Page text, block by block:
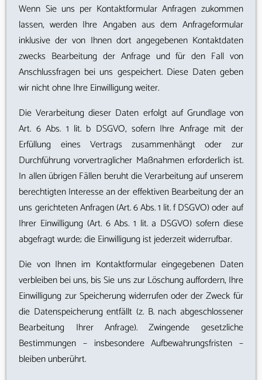
Wenn Sie uns per Kontaktformular Anfragen zukommen
lassen, werden Ihre Angaben aus dem Anfrageformular
inklusive der von Ihnen dort angegebenen Kontaktdaten
zwecks Bearbeitung der Anfrage und für den Fall von
Anschlussfragen bei uns gespeichert. Diese Daten geben
wir nicht ohne Ihre Einwilligung weiter.
Die Verarbeitung dieser Daten erfolgt auf Grundlage von
Art. 6 Abs. 1 lit. b DSGVO, sofern Ihre Anfrage mit der
Erfüllung eines Vertrags zusammenhängt oder zur
Durchführung vorvertraglicher Maßnahmen erforderlich ist.
In allen übrigen Fällen beruht die Verarbeitung auf unserem
berechtigten Interesse an der effektiven Bearbeitung der an
uns gerichteten Anfragen (Art. 6 Abs. 1 lit. f DSGVO) oder auf
Ihrer Einwilligung (Art. 6 Abs. 1 lit. a DSGVO) sofern diese
abgefragt wurde; die Einwilligung ist jederzeit widerrufbar.
Die von Ihnen im Kontaktformular eingegebenen Daten
verbleiben bei uns, bis Sie uns zur Löschung auffordern, Ihre
Einwilligung zur Speicherung widerrufen oder der Zweck für
die Datenspeicherung entfällt (z. B. nach abgeschlossener
Bearbeitung Ihrer Anfrage). Zwingende gesetzliche
Bestimmungen – insbesondere Aufbewahrungsfristen –
bleiben unberührt.